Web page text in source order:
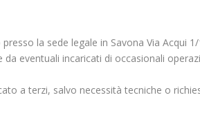
la sede legale in Savona Via Acqui
eventuali incaricati di occasionali
a terzi, salvo necessità tecniche o